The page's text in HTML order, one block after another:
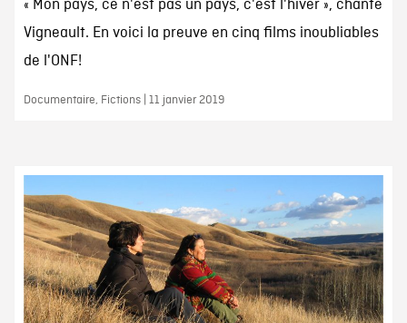
« Mon pays, ce n'est pas un pays, c'est l'hiver », chante
Vigneault. En voici la preuve en cinq films inoubliables
de l'ONF!
Documentaire, Fictions | 11 janvier 2019